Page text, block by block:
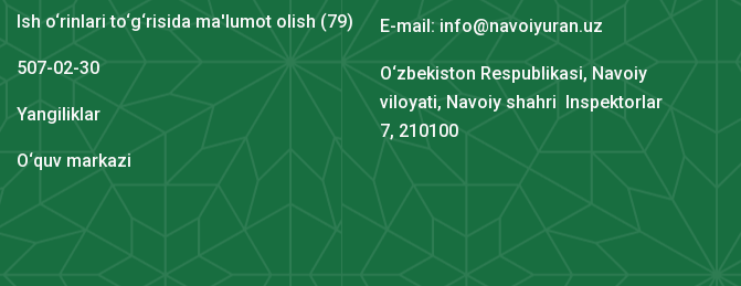
Ish o‘rinlari to‘g‘risida ma'lumot olish (79)
507-02-30
Yangiliklar
O‘quv markazi
E-mail: info@navoiyuran.uz
O‘zbekiston Respublikasi, Navoiy
viloyati, Navoiy shahri Inspektorlar
7, 210100